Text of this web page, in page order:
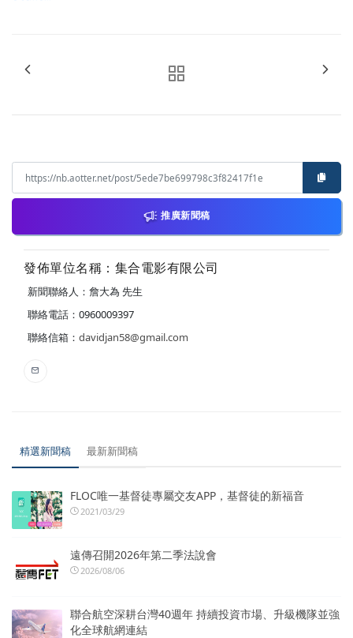
推廣新聞稿
發佈單位名稱：集合電影有限公司
新聞聯絡人：詹大為 先生
聯絡電話：0960009397
聯絡信箱： davidjan58@gmail.com
精選新聞稿 最新新聞稿
FLOC唯一基督徒專屬交友APP，基督徒的新福音
2021/03/29
遠傳召開2026年第二季法說會
2026/08/06
聯合航空深耕台灣40週年 持續投資市場、升級機隊並強
化全球航網連結